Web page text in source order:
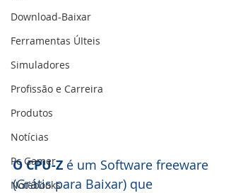
Download-Baixar
Ferramentas ÚIteis
Simuladores
Profissão e Carreira
Produtos
Notícias
Pc Gamer
Notebooks
O CPU-Z é um Software freeware
(Grátis para Baixar) que